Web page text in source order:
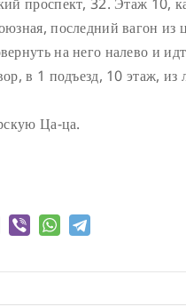
последний вагон из
на него налево и
в 1 подъезд, 10 этаж, из
Ца-ца.